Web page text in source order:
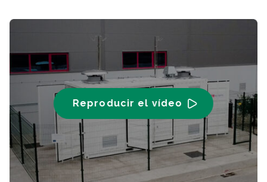
Reproducir el vídeo